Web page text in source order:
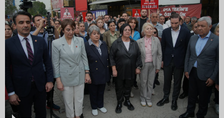
ASKİ’den mikroplastik iddialarına açıklama:
“Tesis kirliliğin kaynağı değil”
Feke’de mahalle çalışmaları sahada
değerlendirildi
AK Parti Adana İl Başkanı Mustafa Özkan:
"Türkiye Yüzyılına güçlü teşkilatımızla yürüyoruz"